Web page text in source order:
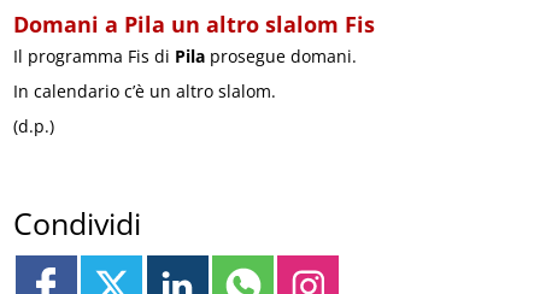
Domani a Pila un altro slalom Fis
Il programma Fis di Pila prosegue domani.
In calendario c’è un altro slalom.
(d.p.)
Condividi